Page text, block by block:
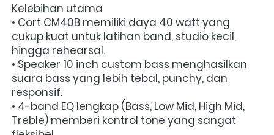
Kelebihan utama
• Cort CM40B memiliki daya 40 watt yang
cukup kuat untuk latihan band, studio kecil,
hingga rehearsal.
• Speaker 10 inch custom bass menghasilkan
suara bass yang lebih tebal, punchy, dan
responsif.
• 4-band EQ lengkap (Bass, Low Mid, High Mid,
Treble) memberi kontrol tone yang sangat